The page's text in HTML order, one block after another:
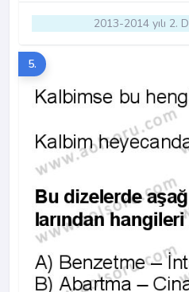
2013-2014 yılı 2.
5.